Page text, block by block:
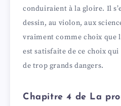
conduiraient à la gloire. Il
dessin, au violon, aux
vraiment comme choix que
est satisfaite de ce choix
de trop grands dangers.
Chapitre 4 de La